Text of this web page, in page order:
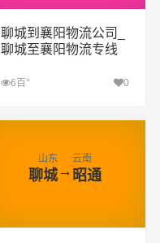
聊城到襄阳物流公司_
聊城至襄阳物流专线
6百+ 0
查看详细
山东
聊城→
云南
昭通